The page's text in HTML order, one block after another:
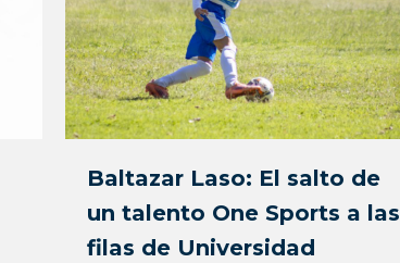
Baltazar Laso: El salto de
un talento One Sports a las
filas de Universidad